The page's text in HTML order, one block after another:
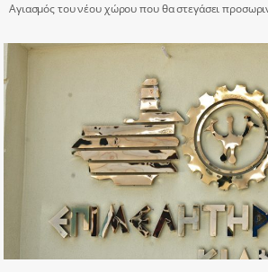
Αγιασμός του νέου χώρου που θα στεγάσει